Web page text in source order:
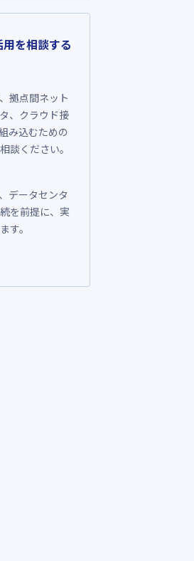
を相談する
拠点間ネット
、クラウド接
み込むための
談ください。
データセンタ
を前提に、実
す。